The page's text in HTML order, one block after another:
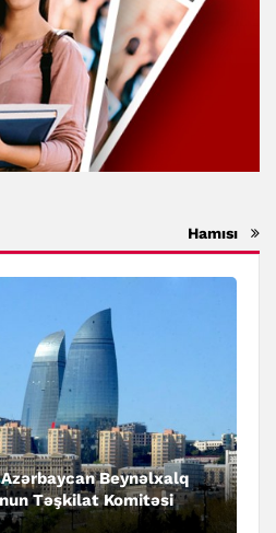
Hamısı
Beynəlxalq
Təşkilat Komitəsi